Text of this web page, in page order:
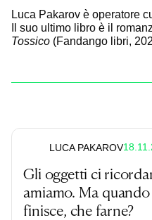
Luca Pakarov è operatore
Il suo ultimo libro è il
Tossico (Fandango libri,
LUCA PAKAROV
Gli oggetti ci
amiamo. Ma quando
finisce, che farne?